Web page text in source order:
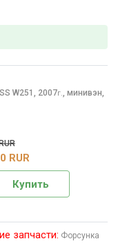
W251, 2007г. минивэн,
RUR
Купить
запчасти: Форсунка